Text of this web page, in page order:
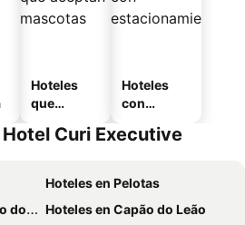
Hoteles
que
mascotas
Hoteles
con
miento
Curi Executive
Hoteles en Pelotas
Sul
Hoteles en Capão do Leão